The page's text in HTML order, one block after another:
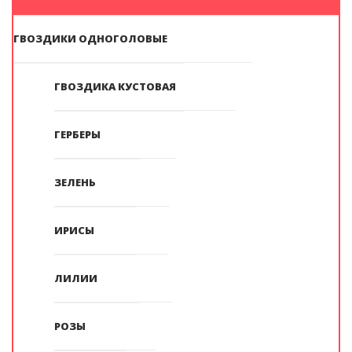
ГВОЗДИКИ ОДНОГОЛОВЫЕ
ГВОЗДИКА КУСТОВАЯ
ГЕРБЕРЫ
ЗЕЛЕНЬ
ИРИСЫ
ЛИЛИИ
РОЗЫ